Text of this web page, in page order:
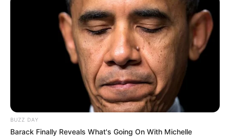
ALERTA BOGOTÁ EN GOOGLE NEWS
TEMAS RELACIONADOS
CONFLICTO ARMADO VÍCTIMAS
MANTÉNGASE EN ALERTA
BUZZ DAY
Barack Finally Reveals What's Going On With Michelle